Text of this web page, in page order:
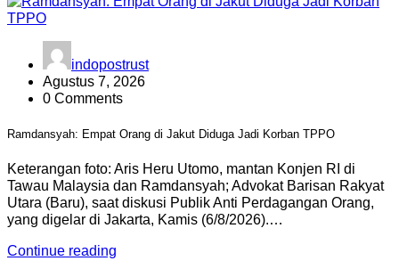
indopostrust
Agustus 7, 2026
0 Comments
Ramdansyah: Empat Orang di Jakut Diduga Jadi Korban TPPO
Keterangan foto: Aris Heru Utomo, mantan Konjen RI di
Tawau Malaysia dan Ramdansyah; Advokat Barisan Rakyat
Utara (Baru), saat diskusi Publik Anti Perdagangan Orang,
yang digelar di Jakarta, Kamis (6/8/2026).…
Continue reading